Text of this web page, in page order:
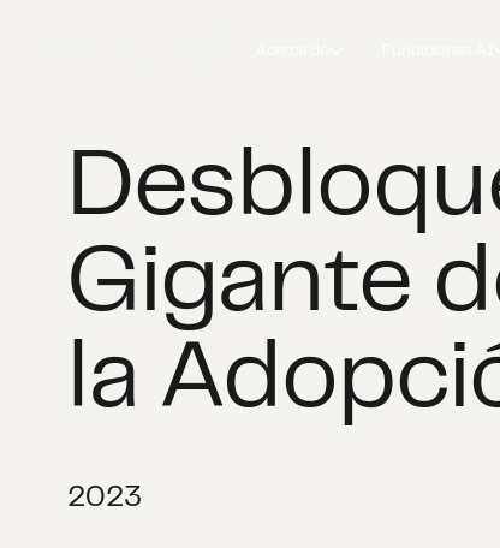
Gigante
la
2023